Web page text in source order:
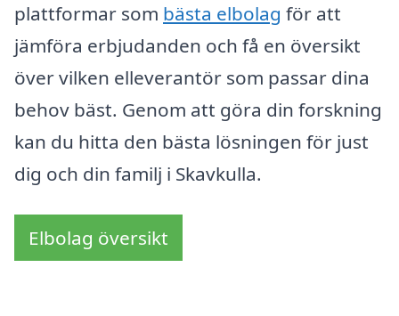
plattformar som bästa elbolag för att
jämföra erbjudanden och få en översikt
över vilken elleverantör som passar dina
behov bäst. Genom att göra din forskning
kan du hitta den bästa lösningen för just
dig och din familj i Skavkulla.
Elbolag översikt